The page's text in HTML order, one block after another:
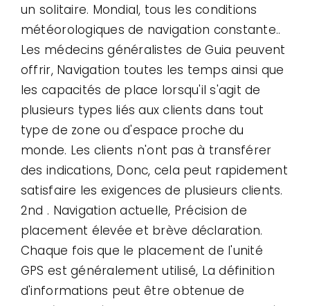
un solitaire. Mondial, tous les conditions
météorologiques de navigation constante..
Les médecins généralistes de Guia peuvent
offrir, Navigation toutes les temps ainsi que
les capacités de place lorsqu'il s'agit de
plusieurs types liés aux clients dans tout
type de zone ou d'espace proche du
monde. Les clients n'ont pas à transférer
des indications, Donc, cela peut rapidement
satisfaire les exigences de plusieurs clients.
2nd . Navigation actuelle, Précision de
placement élevée et brève déclaration.
Chaque fois que le placement de l'unité
GPS est généralement utilisé, La définition
d'informations peut être obtenue de